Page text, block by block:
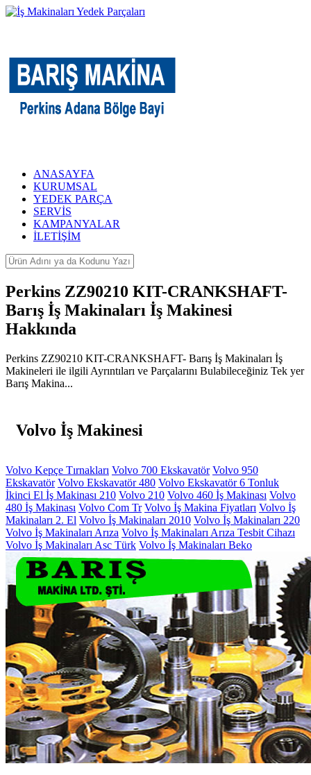
ANASAYFA
KURUMSAL
YEDEK PARÇA
SERVİS
KAMPANYALAR
İLETİŞİM
Perkins ZZ90210 KIT-CRANKSHAFT-
Barış İş Makinaları İş Makinesi
Hakkında
Perkins ZZ90210 KIT-CRANKSHAFT- Barış İş Makinaları İş
Makineleri ile ilgili Ayrıntıları ve Parçalarını Bulabileceğiniz Tek yer
Barış Makina...
Volvo İş Makinesi
Volvo Kepçe Tırnakları Volvo 700 Ekskavatör Volvo 950
Ekskavatör Volvo Ekskavatör 480 Volvo Ekskavatör 6 Tonluk
İkinci El İş Makinası 210 Volvo 210 Volvo 460 İş Makinası Volvo
480 İş Makinası Volvo Com Tr Volvo İş Makina Fiyatları Volvo İş
Makinaları 2. El Volvo İş Makinaları 2010 Volvo İş Makinaları 220
Volvo İş Makinaları Arıza Volvo İş Makinaları Arıza Tesbit Cihazı
Volvo İş Makinaları Asc Türk Volvo İş Makinaları Beko